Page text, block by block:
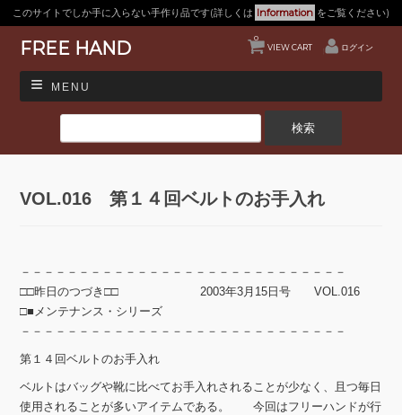
このサイトでしか手に入らない手作り品です(詳しくは Information をご覧ください)
VIEW CART
0
ログイン
FREE HAND
MENU
VOL.016 第１４回ベルトのお手入れ
－－－－－－－－－－－－－－－－－－－－－－－－－－－－
□□昨日のつづき□□ 2003年3月15日号 VOL.016
□■メンテナンス・シリーズ
－－－－－－－－－－－－－－－－－－－－－－－－－－－－
第１４回ベルトのお手入れ
ベルトはバッグや靴に比べてお手入れされることが少なく、且つ毎日
使用されることが多いアイテムである。 今回はフリーハンドが行